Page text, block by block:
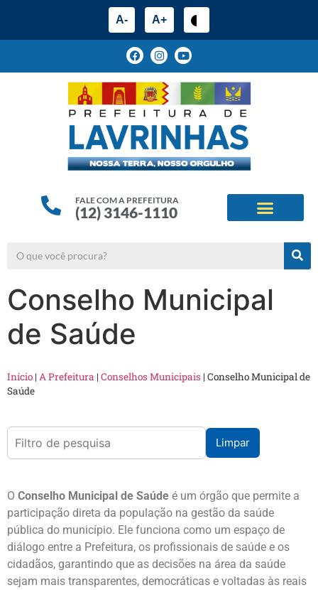
A- A+
FALE COM A PREFEITURA
(12) 3146-1110
Conselho Municipal
de Saúde
Início | A Prefeitura | Conselhos Municipais | Conselho Municipal de
Saúde
Limpar
O Conselho Municipal de Saúde é um órgão que permite a
participação direta da população na gestão da saúde
pública do município. Ele funciona como um espaço de
diálogo entre a Prefeitura, os profissionais de saúde e os
cidadãos, garantindo que as decisões na área da saúde
sejam mais transparentes, democráticas e voltadas às reais